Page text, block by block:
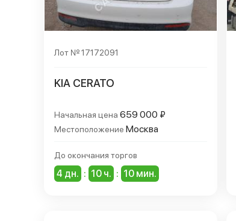
Лот № 17172091
KIA CERATO
Начальная цена 659 000 ₽
Местоположение Москва
До окончания торгов
4 дн. : 10 ч. : 10 мин.